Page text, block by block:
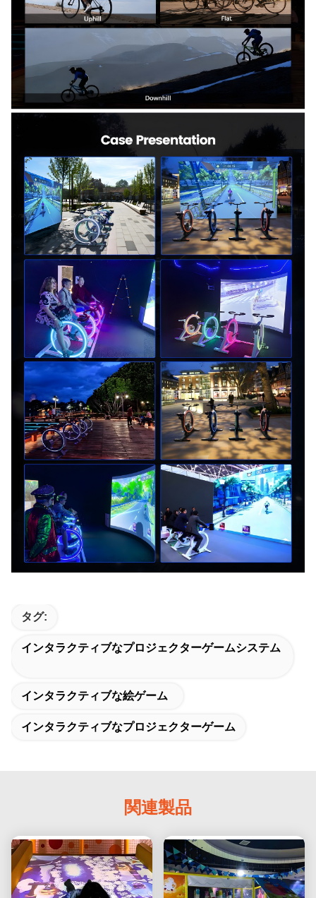
タグ:
インタラクティブなプロジェクターゲームシステム
インタラクティブな絵ゲーム
インタラクティブなプロジェクターゲーム
関連製品